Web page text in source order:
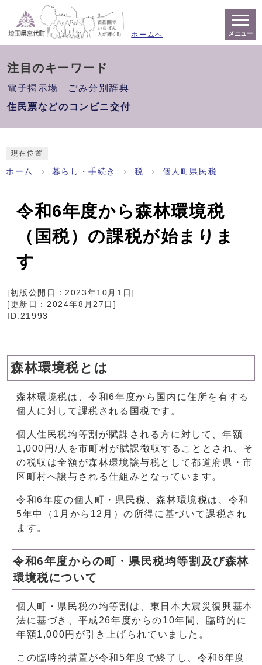
ホームへ メニュー
注目のキーワード
電子掲示場
ごみ分別辞典
住民票などのコンビニ交付
現在位置
ホーム 暮らし・手続き 税 個人町県民税
令和6年度から森林環境税
（国税）の課税が始まりま
す
[初版公開日：2023年10月1日]
[更新日： 2024年8月27日 ]
ID:21993
森林環境税とは
森林環境税は、令和6年度から国内に住所を有する
個人に対して課税される国税です。
個人住民税均等割が賦課される方に対して、年額
1,000円/人を市町村が賦課徴収することとされ、そ
の税収は全額が森林環境譲与税として都道府県・市
区町村へ譲与される仕組みとなっています。
令和6年度の個人町・県民税、森林環境税は、令和
5年中（1月から12月）の所得に基づいて課税され
ます。
令和6年度からの町・県民税均等割及び森林
環境税について
個人町・県民税の均等割は、東日本大震災復興基本
法に基づき、平成26年度からの10年間、臨時的に
年額1,000円が引き上げられていました。
この臨時的措置が令和5年度で終了し、令和6年度